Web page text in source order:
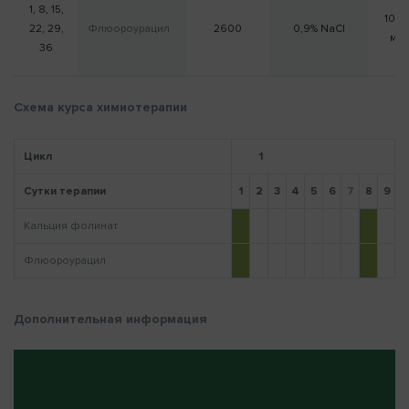
1, 8, 15,
22, 29,
36
Флюороурацил 2600 0,9% NaCl
1000
мл
Схема курса химиотерапии
Цикл 1
Сутки терапии 1 2 3 4 5 6 7 8 9
Кальция фолинат
Флюороурацил
Дополнительная информация